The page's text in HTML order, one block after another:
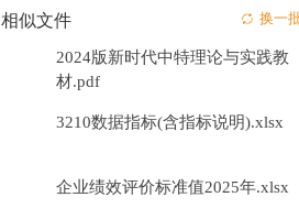
相似文件 换一
2024版新时代中特理论与实践教
材.pdf
3210数据指标(含指标说明).xlsx
企业绩效评价标准值2025年.xlsx